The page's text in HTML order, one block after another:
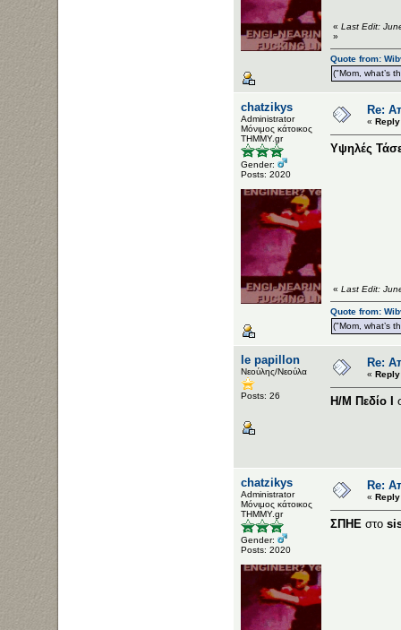
« Last Edit:
»
Quote from:
("Mom, what’s
chatzikys
Administrator
Μόνιμος κάτοικος
ΤΗΜΜΥ.gr
Gender:
Posts: 2020
Re:
«
Υψηλές
« Last Edit:
Quote from:
("Mom, what’s
le papillon
Νεούλης/Νεούλα
Posts: 26
Re:
«
Η/Μ Πεδίο I
chatzikys
Administrator
Μόνιμος κάτοικος
ΤΗΜΜΥ.gr
Gender:
Posts: 2020
Re:
«
ΣΠΗΕ στο